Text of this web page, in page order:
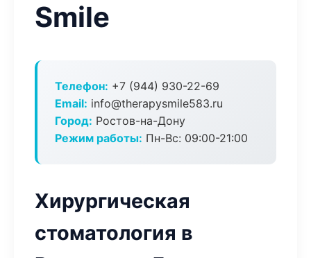
Smile
Телефон: +7 (944) 930-22-69
Email: info@therapysmile583.ru
Город: Ростов-на-Дону
Режим работы: Пн-Вс: 09:00-21:00
Хирургическая
стоматология в